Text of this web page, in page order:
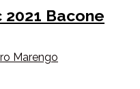
Bacone